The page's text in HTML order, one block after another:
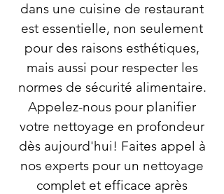
dans une cuisine de restaurant
est essentielle, non seulement
pour des raisons esthétiques,
mais aussi pour respecter les
normes de sécurité alimentaire.
Appelez-nous pour planifier
votre nettoyage en profondeur
dès aujourd'hui! Faites appel à
nos experts pour un nettoyage
complet et efficace après